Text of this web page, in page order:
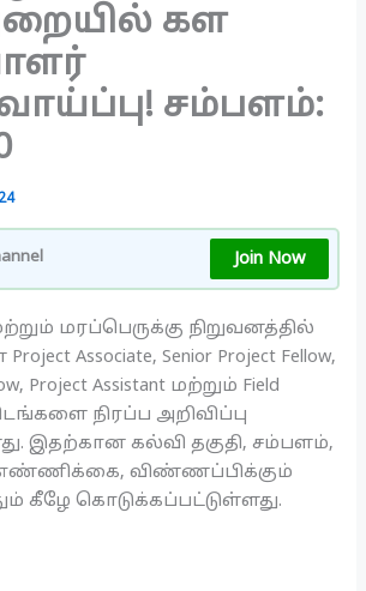
கள
சம்பளம்:
Join Now
மரப்பெருக்கு நிறுவனத்தில்
Associate, Senior Project Fellow,
Project Assistant மற்றும் Field
நிரப்ப அறிவிப்பு
இதற்கான கல்வி தகுதி, சம்பளம்,
எண்ணிக்கை, விண்ணப்பிக்கும்
கீழே கொடுக்கப்பட்டுள்ளது.